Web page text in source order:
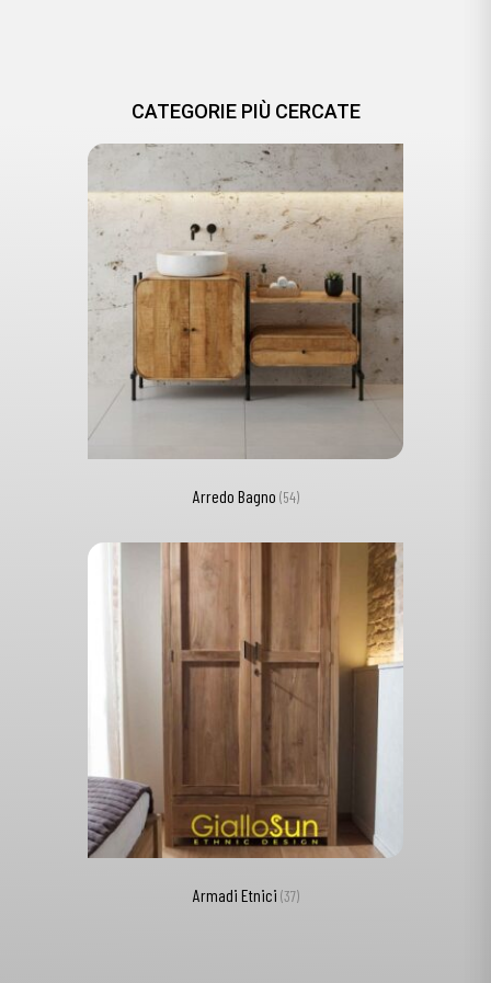
CATEGORIE PIÙ CERCATE
Arredo Bagno (54)
Armadi Etnici (37)